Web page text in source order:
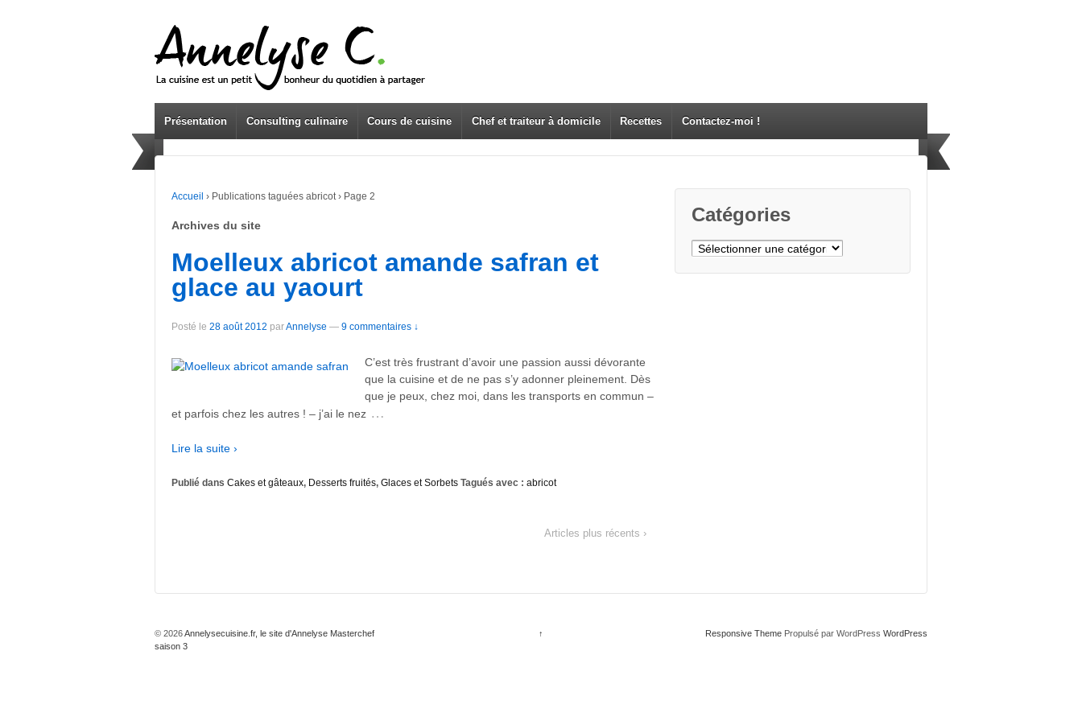
Présentation Consulting culinaire Cours de cuisine Chef et traiteur à domicile Recettes Contactez-moi !
Accueil › Publications taguées abricot › Page 2
Archives du site
Moelleux abricot amande safran et
glace au yaourt
Posté le 28 août 2012 parAnnelyse — 9 commentaires ↓
C’est très frustrant d’avoir une passion aussi dévorante
que la cuisine et de ne pas s’y adonner pleinement. Dès
que je peux, chez moi, dans les transports en commun –
et parfois chez les autres ! – j’ai le nez …
Lire la suite ›
Publié dans Cakes et gâteaux, Desserts fruités, Glaces et Sorbets Tagués avec : abricot
Articles plus récents ›
Catégories
Catégories
© 2026Annelysecuisine.fr, le site d'Annelyse Masterchef
saison 3
↑ Responsive ThemePropulsé par WordPress WordPress